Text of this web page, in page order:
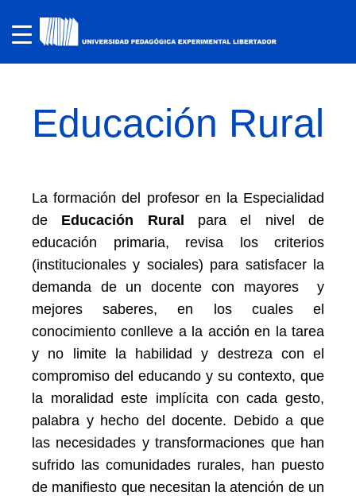
Educación Rural
La formación del profesor en la Especialidad
de Educación Rural
para el nivel de
educación primaria, revisa los criterios
(institucionales y sociales) para satisfacer la
demanda de un docente con mayores y
mejores saberes, en los cuales el
conocimiento conlleve a la acción en la tarea
y no limite la habilidad y destreza con el
compromiso del educando y su contexto, que
la moralidad este implícita con cada gesto,
palabra y hecho del docente. Debido a que
las necesidades y transformaciones que han
sufrido las comunidades rurales, han puesto
de manifiesto que necesitan la atención de un